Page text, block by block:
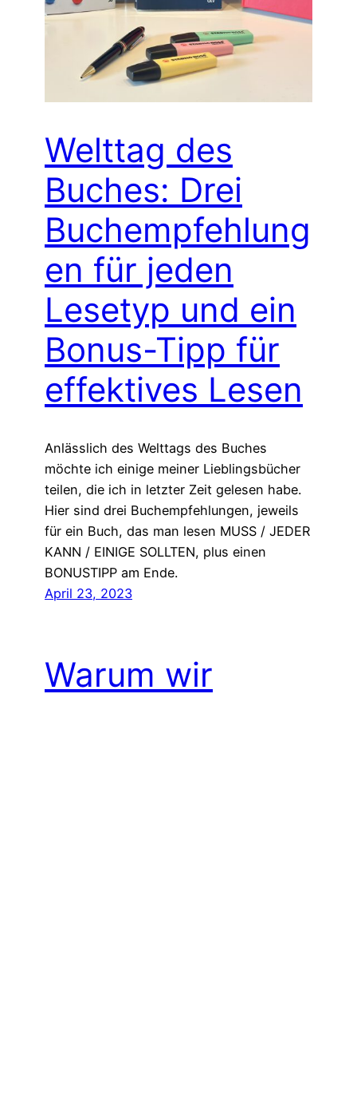
Welttag des
Buches: Drei
Buchempfehlung
en für jeden
Lesetyp und ein
Bonus-Tipp für
effektives Lesen
Anlässlich des Welttags des Buches
möchte ich einige meiner Lieblingsbücher
teilen, die ich in letzter Zeit gelesen habe.
Hier sind drei Buchempfehlungen, jeweils
für ein Buch, das man lesen MUSS / JEDER
KANN / EINIGE SOLLTEN, plus einen
BONUSTIPP am Ende.
April 23, 2023
Warum wir